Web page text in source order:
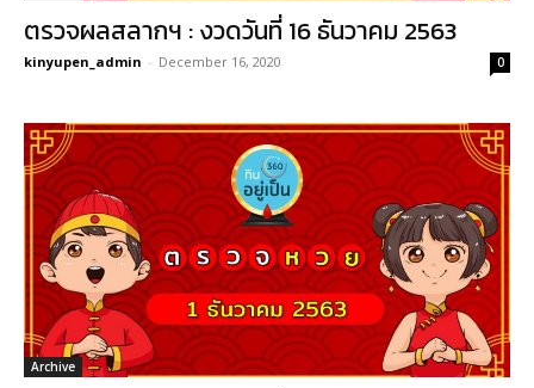
ตรวจผลสลากฯ : งวดวันที่ 16 ธันวาคม 2563
kinyupen_admin - December 16, 2020 0
Archive